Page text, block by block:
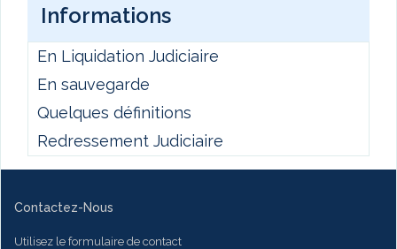
Informations
En Liquidation Judiciaire
En sauvegarde
Quelques définitions
Redressement Judiciaire
Contactez-Nous
Utilisez le formulaire de contact